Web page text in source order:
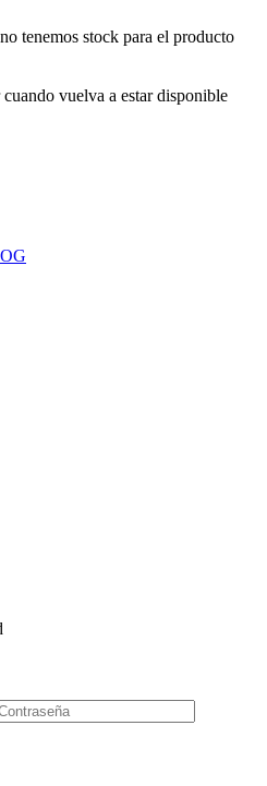
tenemos stock para el producto
vuelva a estar disponible